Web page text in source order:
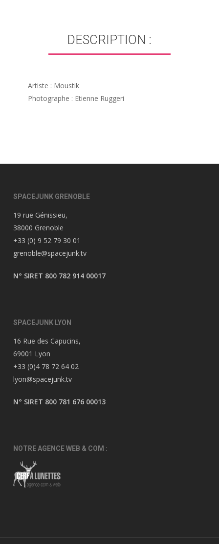
DESCRIPTION :
Artiste : Moustik
Photographe : Etienne Ruggeri
SPACEJUNK GRENOBLE
19 rue Génissieu,
38000 Grenoble
+33 (0) 9 52 79 30 01
grenoble@spacejunk.tv
N° SIRET 800 782 914 00017
SPACEJUNK LYON
16 Rue des Capucins,
69001 Lyon
+33 (0)4 78 72 64 02
lyon@spacejunk.tv
N° SIRET 800 781 676 00013
NOTRE AGENCE WEB & COM :